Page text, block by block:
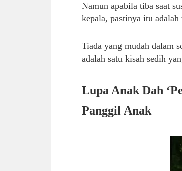
Namun apabila tiba saat
kepala, pastinya itu
Tiada yang mudah dalam
adalah satu kisah sedih
Lupa Anak Dah
Panggil Anak